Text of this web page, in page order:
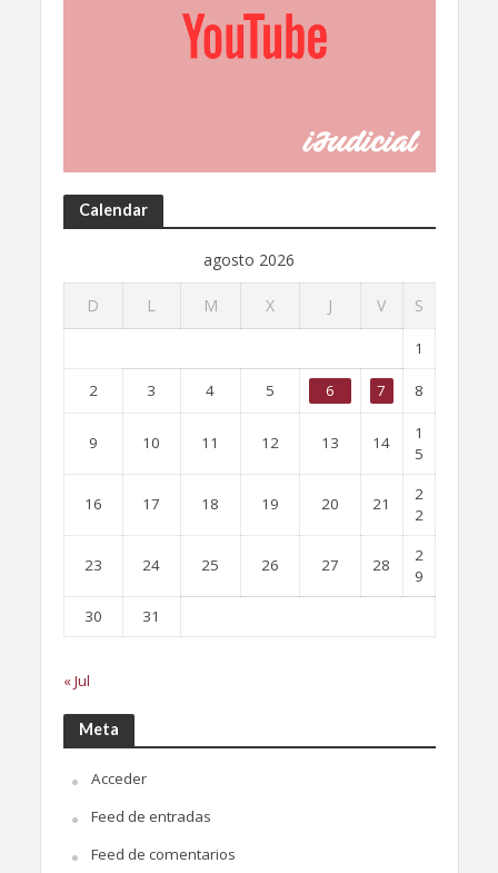
Calendar
agosto 2026
D L M X J V S
1
2 3 4 5 6 7 8
9 10 11 12 13 14
1
5
16 17 18 19 20 21
2
2
23 24 25 26 27 28
2
9
30
31
« Jul
Meta
Acceder
Feed de entradas
Feed de comentarios